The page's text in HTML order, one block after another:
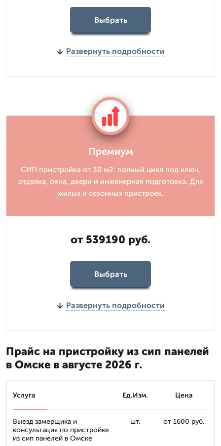
Выбрать
Развернуть подробности
Премиум
СИП пристройка от 30 м2: полный цикл под ключ,
отделка, окна, двери и инженерная подготовка. Для
жилых и сезонных пристроек.
от 539190 руб.
Выбрать
Развернуть подробности
Прайс на пристройку из сип панелей
в Омске в августе 2026 г.
Услуга Ед.Изм. Цена
Выезд замерщика и
консультация по пристройке
из сип панелей в Омске
шт. от 1600 руб.